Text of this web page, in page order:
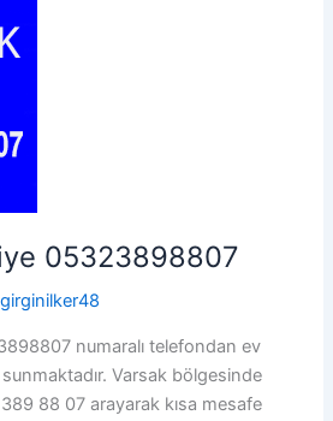
05323898807
girginilker48
numaralı telefondan ev
Varsak bölgesinde
88 07 arayarak kısa mesafe